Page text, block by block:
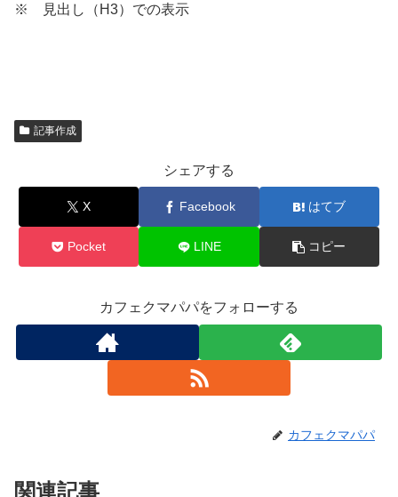
※ 見出し（H3）での表示
記事作成
シェアする
X Facebook はてブ
Pocket LINE コピー
カフェクマパパをフォローする
カフェクマパパ
関連記事